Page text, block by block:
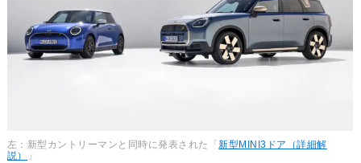
左：新型カントリーマンと同時に発表された「新型MINI3ドア（詳細解
説）
」